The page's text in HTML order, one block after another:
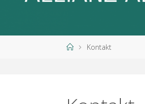
StartKontakt